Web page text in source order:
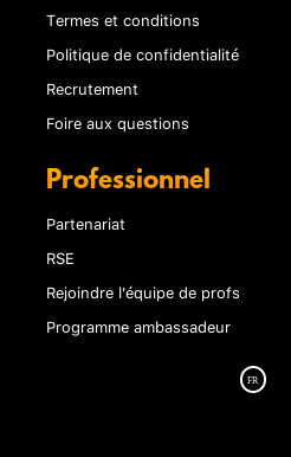
Termes et conditions
Politique de confidentialité
Recrutement
Foire aux questions
Professionnel
Partenariat
RSE
Rejoindre l'équipe de profs
Programme ambassadeur